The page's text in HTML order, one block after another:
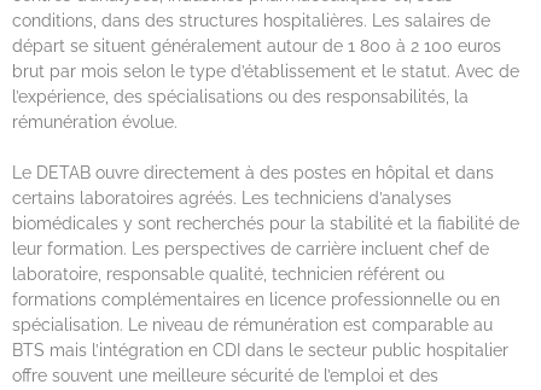
conditions, dans des structures hospitalières. Les salaires de
départ se situent généralement autour de 1 800 à 2 100 euros
brut par mois selon le type d’établissement et le statut. Avec de
l’expérience, des spécialisations ou des responsabilités, la
rémunération évolue.
Le DETAB ouvre directement à des postes en hôpital et dans
certains laboratoires agréés. Les techniciens d’analyses
biomédicales y sont recherchés pour la stabilité et la fiabilité de
leur formation. Les perspectives de carrière incluent chef de
laboratoire, responsable qualité, technicien référent ou
formations complémentaires en licence professionnelle ou en
spécialisation. Le niveau de rémunération est comparable au
BTS mais l’intégration en CDI dans le secteur public hospitalier
offre souvent une meilleure sécurité de l’emploi et des